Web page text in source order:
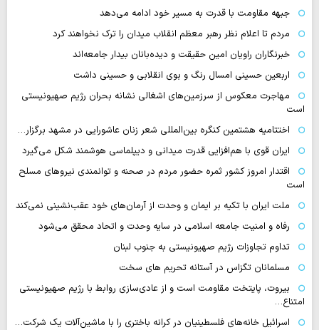
جبهه مقاومت با قدرت به مسیر خود ادامه می‌دهد
مردم تا اعلام نظر رهبر معظم انقلاب میدان را ترک نخواهند کرد
خبرنگاران راویان امین حقیقت و دیده‌بانان بیدار جامعه‌اند
اربعین حسینی امسال رنگ و بوی انقلابی و حسینی داشت
مهاجرت معکوس از سرزمین‌های اشغالی نشانه بحران رژیم صهیونیستی
است
اختتامیه هشتمین کنگره بین‌المللی شعر زنان عاشورایی در مشهد برگزار…
ایران قوی با هم‌افزایی قدرت میدانی و دیپلماسی هوشمند شکل می‌گیرد
اقتدار امروز کشور ثمره حضور مردم در صحنه و توانمندی نیروهای مسلح
است
ملت ایران با تکیه بر ایمان و وحدت از آرمان‌های خود عقب‌نشینی نمی‌کند
رفاه و امنیت جامعه اسلامی در سایه وحدت و اتحاد محقق می‌شود
تداوم تجاوزات رژیم صهیونیستی به جنوب لبنان
مسلمانان تگزاس در آستانه تحریم های سخت
بیروت، پایتخت مقاومت است و از عادی‌سازی روابط با رژیم صهیونیستی
امتناع…
اسرائیل خانه‌های فلسطینیان در کرانه باختری را با ماشین‌آلات یک شرکت…